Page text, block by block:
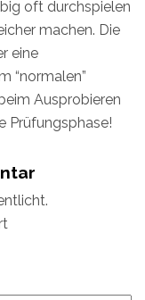
oft durchspielen
machen. Die
eine
“normalen”
Ausprobieren
Prüfungsphase!